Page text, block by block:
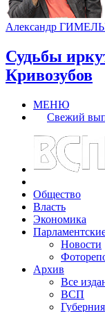
Александр
Судьбы
Кривозубов
МЕНЮ
Свежий
Общество
Власть
Экономика
Новости
Архив
Все
ВСП
Губерния